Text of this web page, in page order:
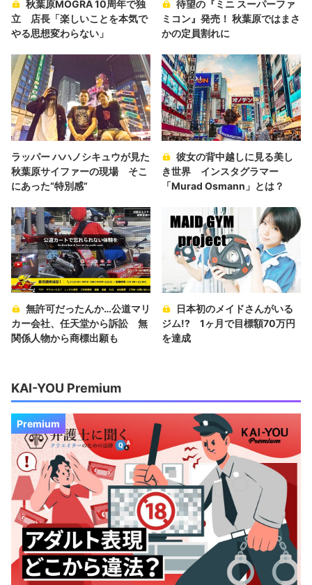
秋葉原MOGRA 10周年で独
立 店長「楽しいことを本気で
やる思想変わらない」
待望の『ミニ スーパーファ
ミコン』発売！ 秋葉原ではまさ
かの定員割れに
ラッパー ハハノシキュウが見た
秋葉原サイファーの現場 そこ
にあった“特別感”
彼女の背中越しに見る美し
き世界 インスタグラマー
「Murad Osmann」とは？
無許可だったんか…公道マリ
カー会社、任天堂から訴訟 無
関係人物から商標出願も
日本初のメイドさんがいる
ジム!? 1ヶ月で目標額70万円
を達成
KAI-YOU Premium
Premium